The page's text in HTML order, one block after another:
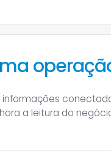
a leitura do